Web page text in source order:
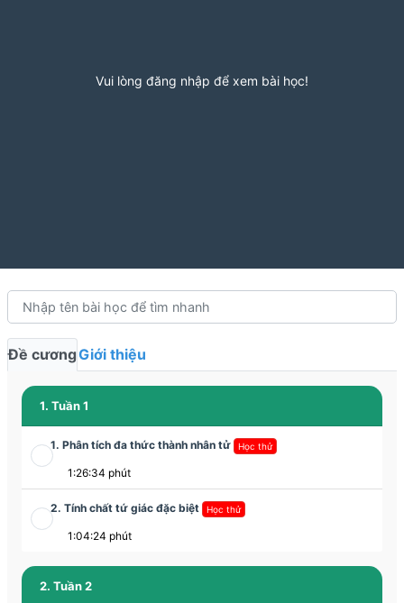
Vui lòng đăng nhập để xem bài học!
Đề cươngGiới thiệu
1. Tuần 1
1. Phân tích đa thức thành nhân tử Học thử
1:26:34 phút
2. Tính chất tứ giác đặc biệt Học thử
1:04:24 phút
2. Tuần 2